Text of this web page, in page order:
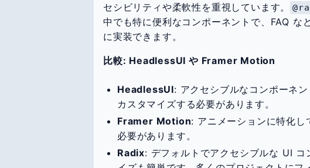
セシビリティや柔軟性を重視しています。
中でも特に便利なコンポーネントで、FAQ な
に実装できます。
比較: HeadlessUI や Framer Motion
HeadlessUI: アクセシブルなコンポーネ
カスタマイズする必要があります。
Framer Motion: アニメーションに特化
必要があります。
Radix: デフォルトでアクセシブルな UI